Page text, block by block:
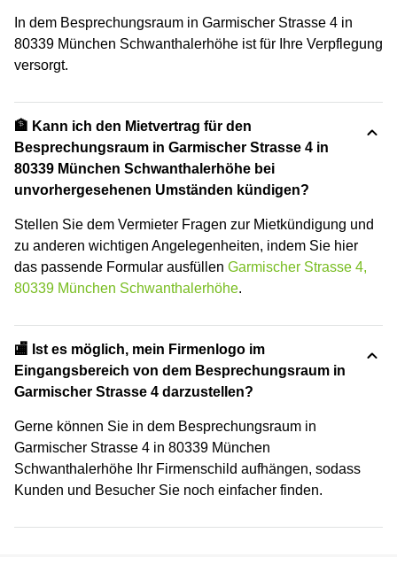
In dem Besprechungsraum in Garmischer Strasse 4 in
80339 München Schwanthalerhöhe ist für Ihre Verpflegung
versorgt.
🏦 Kann ich den Mietvertrag für den
Besprechungsraum in Garmischer Strasse 4 in
80339 München Schwanthalerhöhe bei
unvorhergesehenen Umständen kündigen?
Stellen Sie dem Vermieter Fragen zur Mietkündigung und
zu anderen wichtigen Angelegenheiten, indem Sie hier
das passende Formular ausfüllen Garmischer Strasse 4,
80339 München Schwanthalerhöhe.
🏬 Ist es möglich, mein Firmenlogo im
Eingangsbereich von dem Besprechungsraum in
Garmischer Strasse 4 darzustellen?
Gerne können Sie in dem Besprechungsraum in
Garmischer Strasse 4 in 80339 München
Schwanthalerhöhe Ihr Firmenschild aufhängen, sodass
Kunden und Besucher Sie noch einfacher finden.